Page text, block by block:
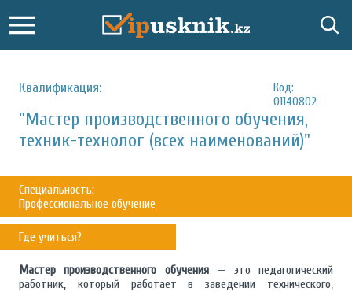
Квалификация:
Код:
01140802
"Мастер производственного обучения,
техник-технолог (всех наименований)"
Специальность:
Профессиональное обучение
Где учиться?
Мастер производственного обучения— это педагогический
работник, который работает в заведении технического,